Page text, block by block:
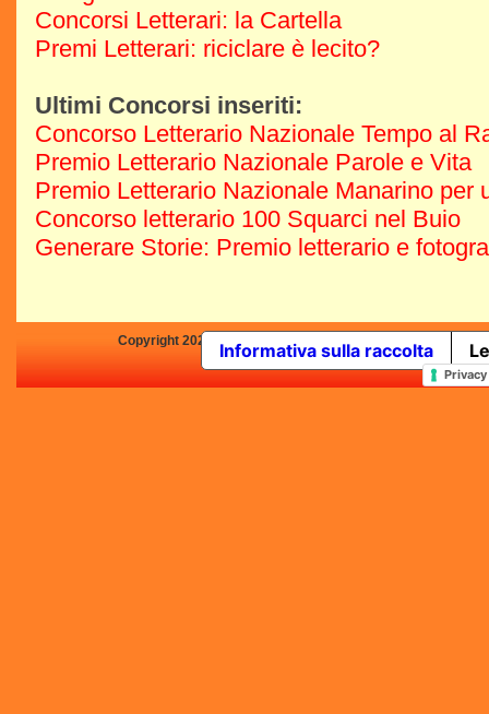
Concorsi Letterari: la Cartella
Premi Letterari: riciclare è lecito?
Ultimi Concorsi inseriti:
Concorso Letterario Nazionale Tempo al
Premio Letterario Nazionale Parole e Vita
Premio Letterario Nazionale Manarino per
Concorso letterario 100 Squarci nel Buio
Generare Storie: Premio letterario e
Copyright 2025 by Concorsi-Letterari.it - P.IVA
In qualità di Affiliato
Informativa sulla raccolta